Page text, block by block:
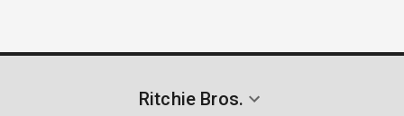
Ritchie Bros.